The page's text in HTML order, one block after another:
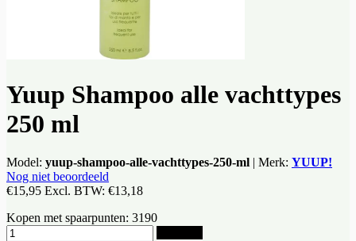
Yuup Shampoo alle vachttypes
250 ml
Model: yuup-shampoo-alle-vachttypes-250-ml | Merk: YUUP!
Nog niet beoordeeld
€15,95 Excl. BTW: €13,18
Kopen met spaarpunten: 3190